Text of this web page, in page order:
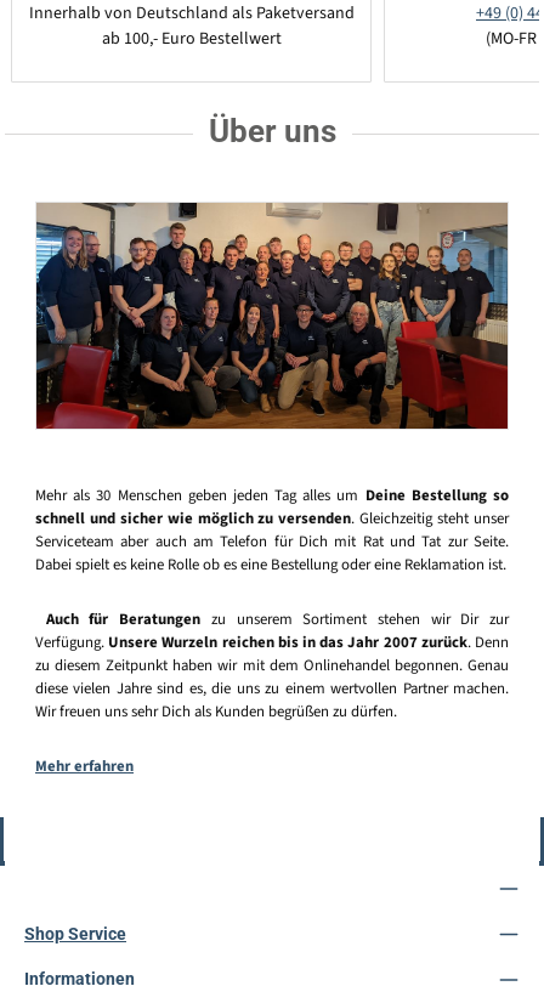
Innerhalb von Deutschland als Paketversand
ab 100,- Euro Bestellwert
+49 (0)
(MO-
Über uns
Mehr als 30 Menschen geben jeden Tag alles um Deine Bestellung so
schnell und sicher wie möglich zu versenden. Gleichzeitig steht unser
Serviceteam aber auch am Telefon für Dich mit Rat und Tat zur Seite.
Dabei spielt es keine Rolle ob es eine Bestellung oder eine Reklamation ist.
Auch für Beratungen zu unserem Sortiment stehen wir Dir zur
Verfügung. Unsere Wurzeln reichen bis in das Jahr 2007 zurück. Denn
zu diesem Zeitpunkt haben wir mit dem Onlinehandel begonnen. Genau
diese vielen Jahre sind es, die uns zu einem wertvollen Partner machen.
Wir freuen uns sehr Dich als Kunden begrüßen zu dürfen.
Mehr erfahren
Shop Service
Informationen